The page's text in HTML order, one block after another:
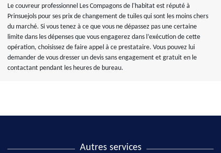
Le couvreur professionnel Les Compagons de l'habitat est réputé à
Prinsuejols pour ses prix de changement de tuiles qui sont les moins chers
du marché. Si vous tenez à ce que vous ne dépassez pas une certaine
limite dans les dépenses que vous engagerez dans l’exécution de cette
opération, choisissez de faire appel à ce prestataire. Vous pouvez lui
demander de vous dresser un devis sans engagement et gratuit en le
contactant pendant les heures de bureau.
Autres services